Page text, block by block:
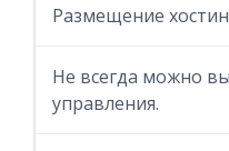
Размещение
Не всегда можно
управления.